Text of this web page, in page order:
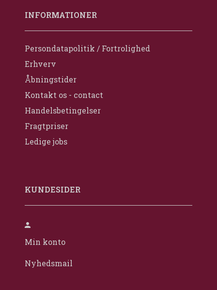
INFORMATIONER
Persondatapolitik / Fortrolighed
Erhverv
Åbningstider
Kontakt os - contact
Handelsbetingelser
Fragtpriser
Ledige jobs
KUNDESIDER
Min konto
Nyhedsmail